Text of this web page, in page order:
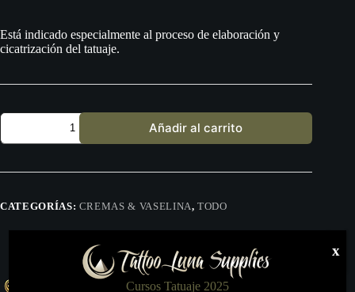
Está indicado especialmente al proceso de elaboración y
cicatrización del tatuaje.
Cream
y
Madre
Blackline
Añadir al carrito
CATEGORÍAS: CREMAS & VASELINA,TODO
Cursos Tatuaje 2025
x